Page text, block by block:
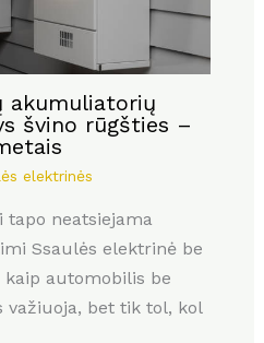
akumuliatorių
švino rūgšties –
elektrinės
neatsiejama
Ssaulės elektrinė be
automobilis be
važiuoja, bet tik tol, kol